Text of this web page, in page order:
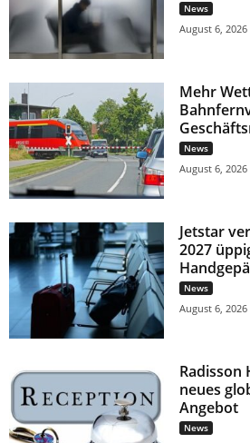
News
August 6, 2026
Mehr
News
August 6, 2026
Jetstar
2027
News
August 6, 2026
Radisson
neues
Angebot
News